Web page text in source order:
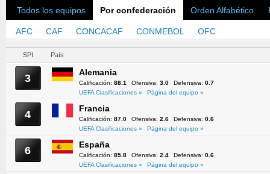
Todos los equipos Por confederación Orden Alfabético
AFC CAF CONCACAF CONMEBOL OFC
SPI País
3 Alemania
Calificación: 88.1 Ofensiva: 3.0 Defensiva: 0.7
UEFA Clasificaciones »
Página del equipo »
4 Francia
Calificación: 87.0 Ofensiva: 2.6 Defensiva: 0.6
UEFA Clasificaciones »
Página del equipo »
6 España
Calificación: 85.8 Ofensiva: 2.4 Defensiva: 0.6
UEFA Clasificaciones »
Página del equipo »